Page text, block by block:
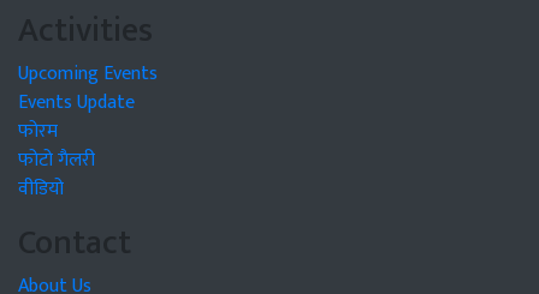
Activities
Upcoming Events
Events Update
फोरम
फोटो गैलरी
वीडियो
Contact
About Us